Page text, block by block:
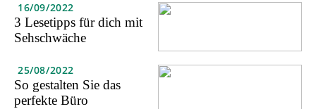
16/09/2022
3 Lesetipps für dich mit
Sehschwäche
25/08/2022
So gestalten Sie das
perfekte Büro